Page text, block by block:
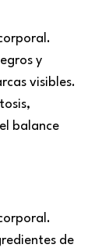
y
visibles.
balance
de